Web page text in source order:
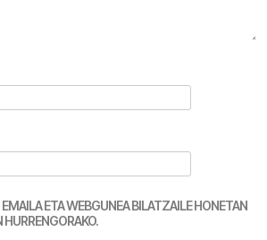
EMAILA ETA WEBGUNEA BILATZAILE HONETAN